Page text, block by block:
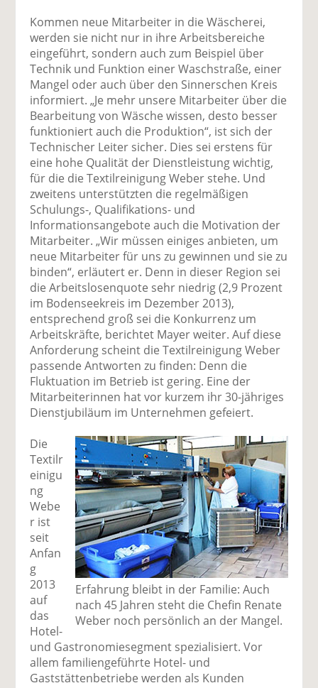
Kommen neue Mitarbeiter in die Wäscherei,
werden sie nicht nur in ihre Arbeitsbereiche
eingeführt, sondern auch zum Beispiel über
Technik und Funktion einer Waschstraße, einer
Mangel oder auch über den Sinnerschen Kreis
informiert. „Je mehr unsere Mitarbeiter über die
Bearbeitung von Wäsche wissen, desto besser
funktioniert auch die Produktion“, ist sich der
Technischer Leiter sicher. Dies sei erstens für
eine hohe Qualität der Dienstleistung wichtig,
für die die Textilreinigung Weber stehe. Und
zweitens unterstützten die regelmäßigen
Schulungs-, Qualifikations- und
Informationsangebote auch die Motivation der
Mitarbeiter. „Wir müssen einiges anbieten, um
neue Mitarbeiter für uns zu gewinnen und sie zu
binden“, erläutert er. Denn in dieser Region sei
die Arbeitslosenquote sehr niedrig (2,9 Prozent
im Bodenseekreis im Dezember 2013),
entsprechend groß sei die Konkurrenz um
Arbeitskräfte, berichtet Mayer weiter. Auf diese
Anforderung scheint die Textilreinigung Weber
passende Antworten zu finden: Denn die
Fluktuation im Betrieb ist gering. Eine der
Mitarbeiterinnen hat vor kurzem ihr 30-jähriges
Dienstjubiläum im Unternehmen gefeiert.
Erfahrung bleibt in der Familie: Auch
nach 45 Jahren steht die Chefin Renate
Weber noch persönlich an der Mangel.
Die
Textilr
einigu
ng
Webe
r ist
seit
Anfan
g
2013
auf
das
Hotel-
und Gastronomiesegment spezialisiert. Vor
allem familiengeführte Hotel- und
Gaststättenbetriebe werden als Kunden